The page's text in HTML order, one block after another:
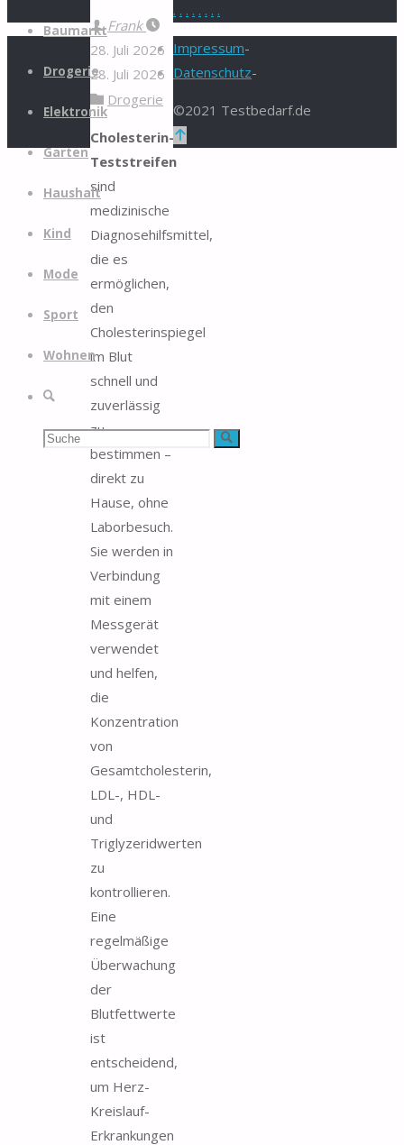
Zum
springen
Baumarkt
Drogerie
Elektronik
Garten
Haushalt
Kind
Mode
Sport
Wohnen
Suchen Suche
Frank
28. Juli 2026
28. Juli 2026
Drogerie
Cholesterin-
Teststreifen
sind
medizinische
Diagnosehilfsmittel,
die es
ermöglichen,
den
Cholesterinspiegel
im Blut
schnell und
zuverlässig
zu
bestimmen –
direkt zu
Hause, ohne
Laborbesuch.
Sie werden in
Verbindung
mit einem
Messgerät
verwendet
und helfen,
die
Konzentration
von
Gesamtcholesterin,
LDL-, HDL-
und
Triglyzeridwerten
zu
kontrollieren.
Eine
regelmäßige
Überwachung
der
Blutfettwerte
ist
entscheidend,
um Herz-
Kreislauf-
Erkrankungen
. . . . . . . .
Impressum-
Datenschutz-
©2021 Testbedarf.de
Zurück
nach